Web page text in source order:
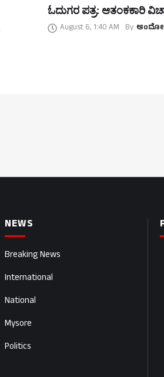
ಓದುಗರ ಪತ್ರ: ಆತಂಕಕಾರಿ
August 6, 1:40 AM By
NEWS
Breaking News
International
National
Mysore
Politics